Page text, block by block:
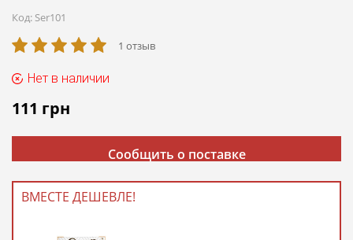
Код: Ser101
1 отзыв
Нет в наличии
111 грн
Сообщить о поставке
ВМЕСТЕ ДЕШЕВЛЕ!